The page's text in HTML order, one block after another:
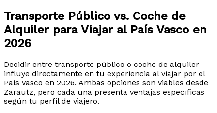
Transporte Público vs. Coche de
Alquiler para Viajar al País Vasco en
2026
Decidir entre transporte público o coche de alquiler
influye directamente en tu experiencia al viajar por el
País Vasco en 2026. Ambas opciones son viables desde
Zarautz, pero cada una presenta ventajas específicas
según tu perfil de viajero.